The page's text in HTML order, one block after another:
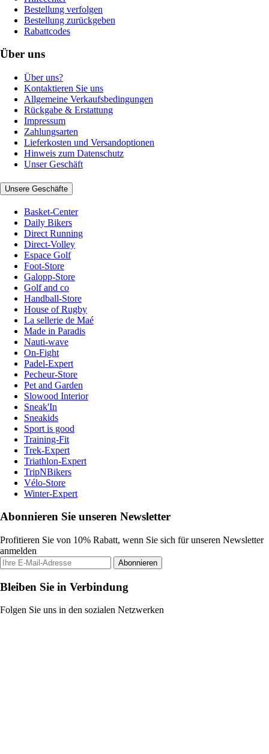
Bestellung verfolgen
Bestellung zurückgeben
Rabattcodes
Über uns
Über uns?
Kontaktieren Sie uns
Allgemeine Verkaufsbedingungen
Rückgabe & Erstattung
Impressum
Zahlungsarten
Lieferkosten und Versandoptionen
Hinweis zum Datenschutz
Unser Geschäft
Unsere Geschäfte
Basket-Center
Daily Bikers
Direct Running
Direct-Volley
Espace Golf
Foot-Store
Galopp-Store
Golf and co
Handball-Store
House of Rugby
La sellerie de Maé
Made in Paradis
Nauti-wave
On-Fight
Padel-Expert
Pecheur-Store
Pet and Garden
Slowood Interior
Sneak'In
Sneakids
Sport is good
Training-Fit
Trek-Expert
Triathlon-Expert
TripNBikers
Vélo-Store
Winter-Expert
Abonnieren Sie unseren Newsletter
Profitieren Sie von 10% Rabatt, wenn Sie sich für unseren Newsletter
anmelden
Abonnieren
Bleiben Sie in Verbindung
Folgen Sie uns in den sozialen Netzwerken